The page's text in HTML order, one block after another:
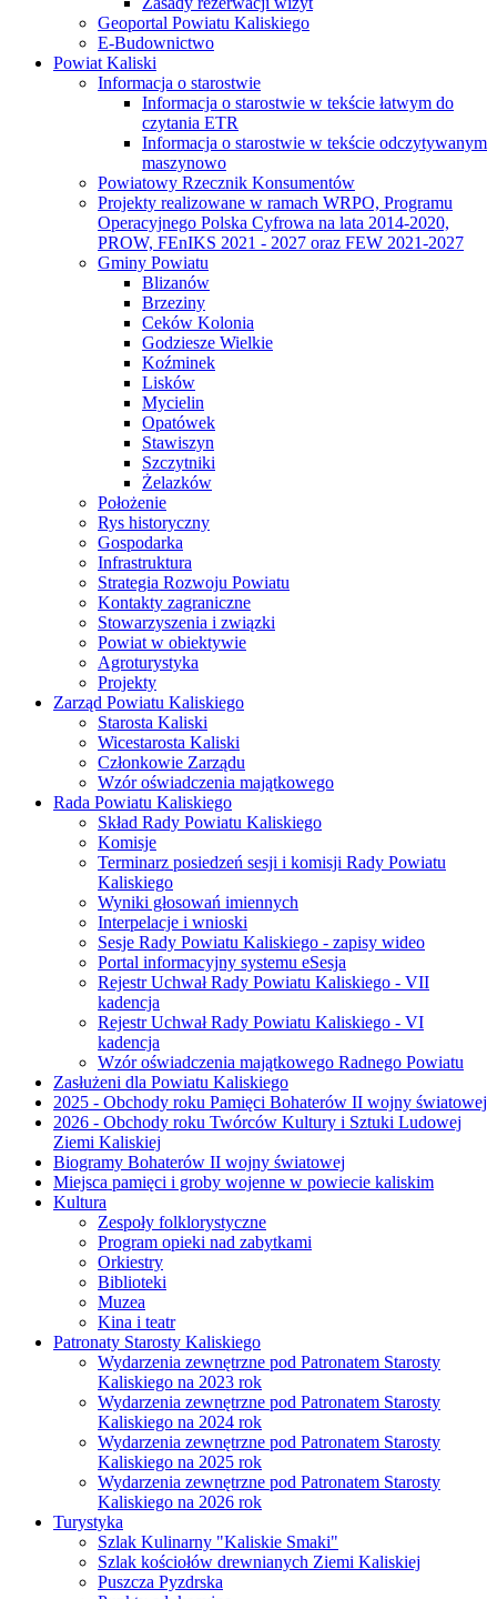
Geoportal Powiatu Kaliskiego
E-Budownictwo
Powiat Kaliski
Informacja o starostwie
Informacja o starostwie w tekście łatwym do
czytania ETR
Informacja o starostwie w tekście odczytywanym
maszynowo
Powiatowy Rzecznik Konsumentów
Projekty realizowane w ramach WRPO, Programu
Operacyjnego Polska Cyfrowa na lata 2014-2020,
PROW, FEnIKS 2021 - 2027 oraz FEW 2021-2027
Gminy Powiatu
Blizanów
Brzeziny
Ceków Kolonia
Godziesze Wielkie
Koźminek
Lisków
Mycielin
Opatówek
Stawiszyn
Szczytniki
Żelazków
Położenie
Rys historyczny
Gospodarka
Infrastruktura
Strategia Rozwoju Powiatu
Kontakty zagraniczne
Stowarzyszenia i związki
Powiat w obiektywie
Agroturystyka
Projekty
Zarząd Powiatu Kaliskiego
Starosta Kaliski
Wicestarosta Kaliski
Członkowie Zarządu
Wzór oświadczenia majątkowego
Rada Powiatu Kaliskiego
Skład Rady Powiatu Kaliskiego
Komisje
Terminarz posiedzeń sesji i komisji Rady Powiatu
Kaliskiego
Wyniki głosowań imiennych
Interpelacje i wnioski
Sesje Rady Powiatu Kaliskiego - zapisy wideo
Portal informacyjny systemu eSesja
Rejestr Uchwał Rady Powiatu Kaliskiego - VII
kadencja
Rejestr Uchwał Rady Powiatu Kaliskiego - VI
kadencja
Wzór oświadczenia majątkowego Radnego Powiatu
Zasłużeni dla Powiatu Kaliskiego
2025 - Obchody roku Pamięci Bohaterów II wojny światowej
2026 - Obchody roku Twórców Kultury i Sztuki Ludowej
Ziemi Kaliskiej
Biogramy Bohaterów II wojny światowej
Miejsca pamięci i groby wojenne w powiecie kaliskim
Kultura
Zespoły folklorystyczne
Program opieki nad zabytkami
Orkiestry
Biblioteki
Muzea
Kina i teatr
Patronaty Starosty Kaliskiego
Wydarzenia zewnętrzne pod Patronatem Starosty
Kaliskiego na 2023 rok
Wydarzenia zewnętrzne pod Patronatem Starosty
Kaliskiego na 2024 rok
Wydarzenia zewnętrzne pod Patronatem Starosty
Kaliskiego na 2025 rok
Wydarzenia zewnętrzne pod Patronatem Starosty
Kaliskiego na 2026 rok
Turystyka
Szlak Kulinarny "Kaliskie Smaki"
Szlak kościołów drewnianych Ziemi Kaliskiej
Puszcza Pyzdrska